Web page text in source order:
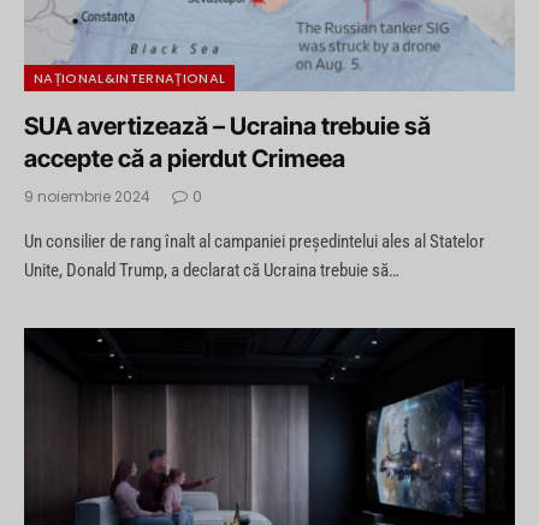
NAȚIONAL&INTERNAȚIONAL
SUA avertizează – Ucraina trebuie să
accepte că a pierdut Crimeea
9 noiembrie 2024 0
Un consilier de rang înalt al campaniei preşedintelui ales al Statelor
Unite, Donald Trump, a declarat că Ucraina trebuie să…